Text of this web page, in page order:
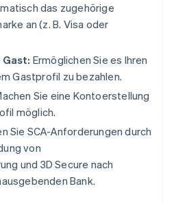
das zugehörige
an (z. B. Visa oder
Ermöglichen Sie es Ihren
Gastprofil zu bezahlen.
Sie eine Kontoerstellung
möglich.
Sie SCA-Anforderungen durch
von
und 3D Secure nach
Bank.